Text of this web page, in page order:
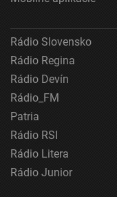
alebo spájania
Vývoj a zlepšovanie
Použitie
Používanie
polohe
Rádio Slovensko
Rádio Regina
Rádio Devín
Rádio_FM
Patria
Rádio RSI
Rádio Litera
Rádio Junior